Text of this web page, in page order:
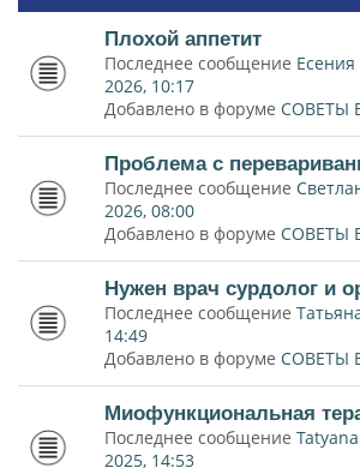
Плохой аппетит
Последнее сообщение Есения
2026, 10:17
Добавлено в форуме СОВЕТЫ
Проблема с
Последнее сообщение
2026, 08:00
Добавлено в форуме СОВЕТЫ
Нужен врач сурдолог и
Последнее сообщение
14:49
Добавлено в форуме СОВЕТЫ
Миофункциональная
Последнее сообщение
2025, 14:53